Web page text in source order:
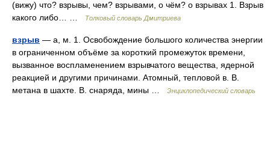
(вижу) что? взрывы, чем? взрывами, о чём? о взрывах 1. Взрыв
какого либо… …
Толковый словарь Дмитриева
взрыв — а, м. 1. Освобождение большого количества энергии
в ограниченном объёме за короткий промежуток времени,
вызванное воспламенением взрывчатого вещества, ядерной
реакцией и другими причинами. Атомный, тепловой в. В.
метана в шахте. В. снаряда, мины …
Энциклопедический словарь